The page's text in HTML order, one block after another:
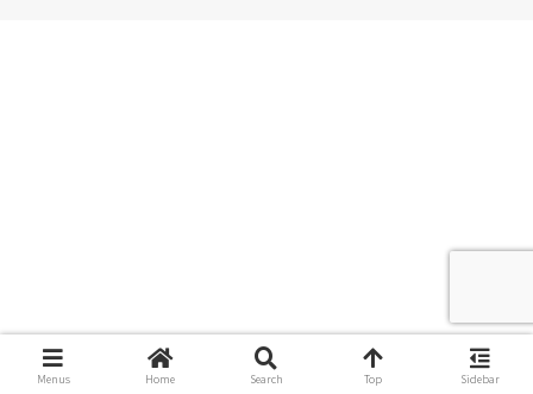
Menus Home Search Top Sidebar